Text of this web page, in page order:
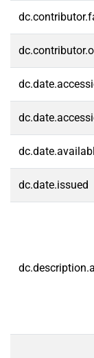
dc.date.issued